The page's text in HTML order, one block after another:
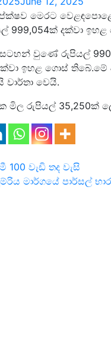
මෙරට
දක්වා ඉහළ
වුණේ රුපියල්
ඉහළ ගොස් තිබේ.මේ
වෙයි.
මිල රුපියල් 35,250ක්
100 වැඩි තද වැසි
මාර්ගයේ පාර්සල්